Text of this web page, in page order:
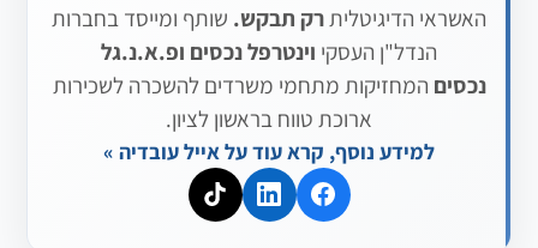
האשראי הדיגיטליתרק תבקש. שותף ומייסד בחברות
הנדל"ן העסקי וינטרפל נכסים ופ.א.נ.גל
נכסים המחזיקות מתחמי משרדים להשכרה לשכירות
ארוכת טווח בראשון לציון.
למידע נוסף, קרא עוד על אייל עובדיה »